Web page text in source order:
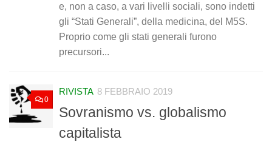
e, non a caso, a vari livelli sociali, sono indetti
gli “Stati Generali”, della medicina, del M5S.
Proprio come gli stati generali furono
precursori...
0
RIVISTA 8 FEBBRAIO 2019
Sovranismo vs. globalismo
capitalista